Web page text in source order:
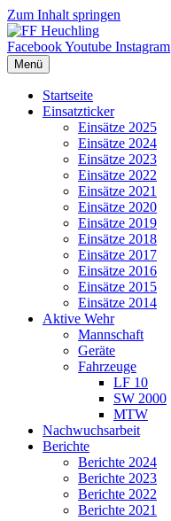
Zum Inhalt springen
FacebookYoutube Instagram
Menü
Startseite
Einsatzticker
Einsätze 2025
Einsätze 2024
Einsätze 2023
Einsätze 2022
Einsätze 2021
Einsätze 2020
Einsätze 2019
Einsätze 2018
Einsätze 2017
Einsätze 2016
Einsätze 2015
Einsätze 2014
Aktive Wehr
Mannschaft
Geräte
Fahrzeuge
LF 10
SW 2000
MTW
Nachwuchsarbeit
Berichte
Berichte 2024
Berichte 2023
Berichte 2022
Berichte 2021